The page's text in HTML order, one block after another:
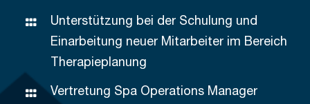
Unterstützung bei der Schulung und
Einarbeitung neuer Mitarbeiter im Bereich
Therapieplanung
Vertretung Spa Operations Manager